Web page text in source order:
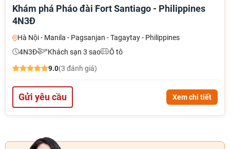
Khám phá Pháo đài Fort Santiago - Philippines
4N3Đ
Hà Nội - Manila - Pagsanjan - Tagaytay - Philippines
4N3Đ
Khách sạn 3 sao
Ô tô
9.0(3 đánh giá)
Gửi yêu cầu Xem chi tiết